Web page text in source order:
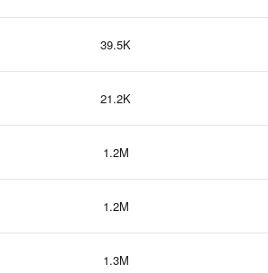
39.5K
21.2K
1.2M
1.2M
1.3M